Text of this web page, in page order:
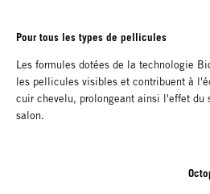
Pour tous les types de pellicules
Les formules dotées de la technologie
les pellicules visibles et contribuent à
cuir chevelu, prolongeant ainsi l'effet du
salon.